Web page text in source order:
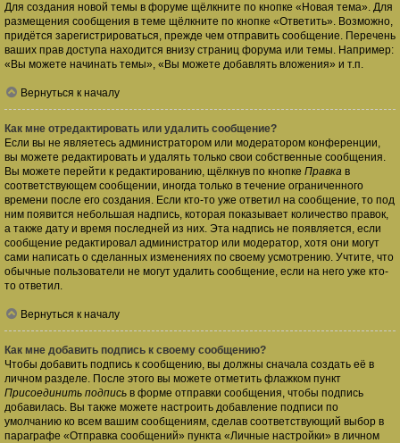
Для создания новой темы в форуме щёлкните по кнопке «Новая тема». Для
размещения сообщения в теме щёлкните по кнопке «Ответить». Возможно,
придётся зарегистрироваться, прежде чем отправить сообщение. Перечень
ваших прав доступа находится внизу страниц форума или темы. Например:
«Вы можете начинать темы», «Вы можете добавлять вложения» и т.п.
Вернуться к началу
Как мне отредактировать или удалить сообщение?
Если вы не являетесь администратором или модератором конференции,
вы можете редактировать и удалять только свои собственные сообщения.
Вы можете перейти к редактированию, щёлкнув по кнопке Правка в
соответствующем сообщении, иногда только в течение ограниченного
времени после его создания. Если кто-то уже ответил на сообщение, то под
ним появится небольшая надпись, которая показывает количество правок,
а также дату и время последней из них. Эта надпись не появляется, если
сообщение редактировал администратор или модератор, хотя они могут
сами написать о сделанных изменениях по своему усмотрению. Учтите, что
обычные пользователи не могут удалить сообщение, если на него уже кто-
то ответил.
Вернуться к началу
Как мне добавить подпись к своему сообщению?
Чтобы добавить подпись к сообщению, вы должны сначала создать её в
личном разделе. После этого вы можете отметить флажком пункт
Присоединить подпись в форме отправки сообщения, чтобы подпись
добавилась. Вы также можете настроить добавление подписи по
умолчанию ко всем вашим сообщениям, сделав соответствующий выбор в
параграфе «Отправка сообщений» пункта «Личные настройки» в личном